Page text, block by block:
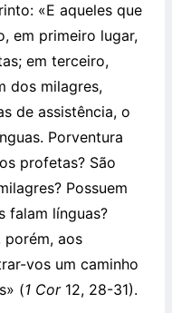
«E aqueles que
em primeiro lugar,
em terceiro,
dos milagres,
de assistência, o
Porventura
profetas? São
Possuem
falam línguas?
porém, aos
vos um caminho
(1 Cor12, 28-31).